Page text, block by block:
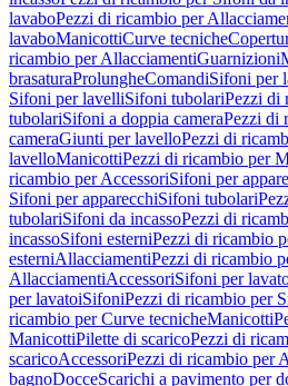
lavaboPezzi di ricambio per
lavaboManicottiCurve tecniche
ricambio per AllacciamentiGuarnizioni
brasaturaProlungheComandiSifoni per
Sifoni per lavelliSifoni tubolariPezzi di
tubolariSifoni a doppia cameraPezzi di
cameraGiunti per lavelloPezzi di
lavelloManicottiPezzi di ricambio per
ricambio per AccessoriSifoni per
Sifoni per apparecchiSifoni tubolari
tubolariSifoni da incassoPezzi di
incassoSifoni esterniPezzi di ricambio
esterniAllacciamentiPezzi di ricambio
AllacciamentiAccessoriSifoni per
per lavatoiSifoniPezzi di ricambio per
ricambio per Curve tecnicheManicotti
ManicottiPilette di scaricoPezzi di
scaricoAccessoriPezzi di ricambio per
bagnoDocceScarichi a pavimento per